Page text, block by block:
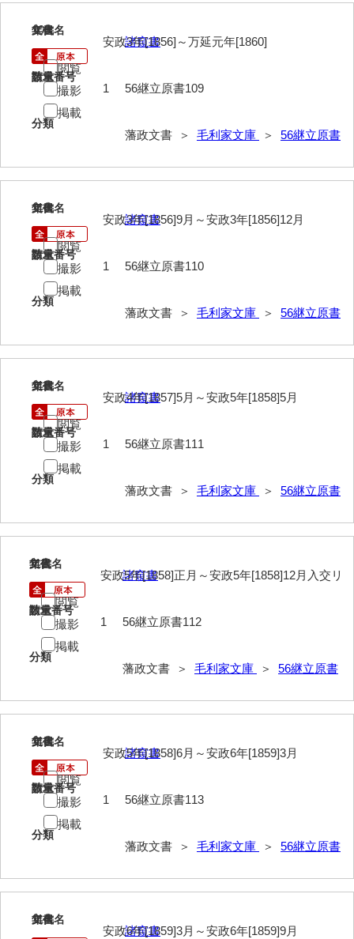
*7外国
*10産業
*11軍事
*13褒賞
遠用物
徳山毛利家文庫
山口小郡宰判記録
特定歴史公文書
行政資料
特設文庫
109
文書名
諸窺書
請求番号
56継立原書109
分類
藩政文書 ＞ 毛利家文庫 ＞ 56継立原書
年代
安政3年[1856]～万延元年[1860]
数量
1
閲覧
撮影
掲載
110
文書名
諸窺書
請求番号
56継立原書110
分類
藩政文書 ＞ 毛利家文庫 ＞ 56継立原書
年代
安政3年[1856]9月～安政3年[1856]12月
数量
1
閲覧
撮影
掲載
111
文書名
諸窺書
請求番号
56継立原書111
分類
藩政文書 ＞ 毛利家文庫 ＞ 56継立原書
年代
安政4年[1857]5月～安政5年[1858]5月
数量
1
閲覧
撮影
掲載
112
文書名
諸窺書
請求番号
56継立原書112
分類
藩政文書 ＞ 毛利家文庫 ＞ 56継立原書
年代
安政5年[1858]正月～安政5年[1858]12月入交リ
数量
1
閲覧
撮影
掲載
113
文書名
諸窺書
請求番号
56継立原書113
分類
藩政文書 ＞ 毛利家文庫 ＞ 56継立原書
年代
安政5年[1858]6月～安政6年[1859]3月
数量
1
閲覧
撮影
掲載
114
文書名
諸窺書
年代
安政6年[1859]3月～安政6年[1859]9月